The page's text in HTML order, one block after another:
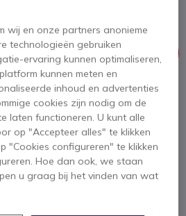
niet meer geproduceerd.
wij vergelijkbare producten aan
alternatieven
wij en onze partners anonieme
technologieën gebruiken
ervaring kunnen optimaliseren,
kunnen meten en
inhoud en advertenties
cookies zijn nodig om de
laten functioneren. U kunt alle
op "Accepteer alles" te klikken
"Cookies configureren" te klikken
Hoe dan ook, we staan
u graag bij het vinden van wat